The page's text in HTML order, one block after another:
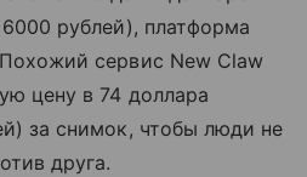
рублей), платформа
сервис New Claw
цену в 74 доллара
за снимок, чтобы люди не
друга.